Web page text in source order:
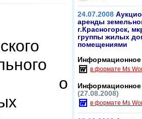
о
24.07.2008
аренды
г.Красногорск,
группы жилых
помещениями
в формате Ms
Информационное
(27.08.2008)
в формате Ms